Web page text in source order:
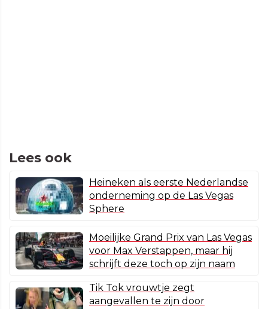
Lees ook
Heineken als eerste Nederlandse
onderneming op de Las Vegas
Sphere
Moeilijke Grand Prix van Las Vegas
voor Max Verstappen, maar hij
schrijft deze toch op zijn naam
Tik Tok vrouwtje zegt
aangevallen te zijn door